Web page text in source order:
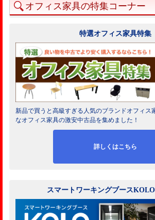
オフィス家具の特集コーナー
特選オフィス家具特集
新品で買うと高級すぎる人気のブランドオフィス
なオフィス家具の激安中古品を集めました！
詳しくはこちら
スマートワーキングブースKOLO